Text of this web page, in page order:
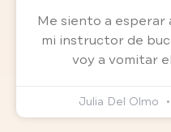
Me siento a esperar
mi instructor de
voy a vomitar
Julia Del Olmo